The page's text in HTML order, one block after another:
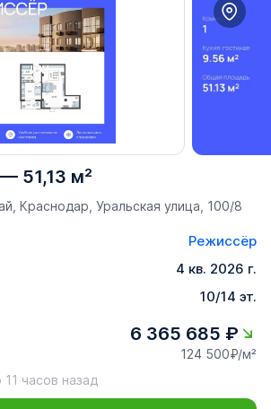
— 51,13 м²
Краснодар, Уральская улица, 100/8
Режиссёр
4 кв. 2026 г.
10/14 эт.
6 365 685 ₽
124 500₽/м²
11 часов назад